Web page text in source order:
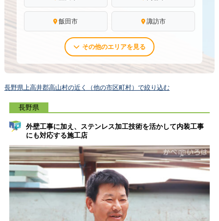
飯田市 諏訪市
その他のエリアを見る
長野県上高井郡高山村の近く（他の市区町村）で絞り込む
長野県
外壁工事に加え、ステンレス加工技術を活かして内装工事
にも対応する施工店